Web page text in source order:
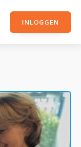
INLOGGEN